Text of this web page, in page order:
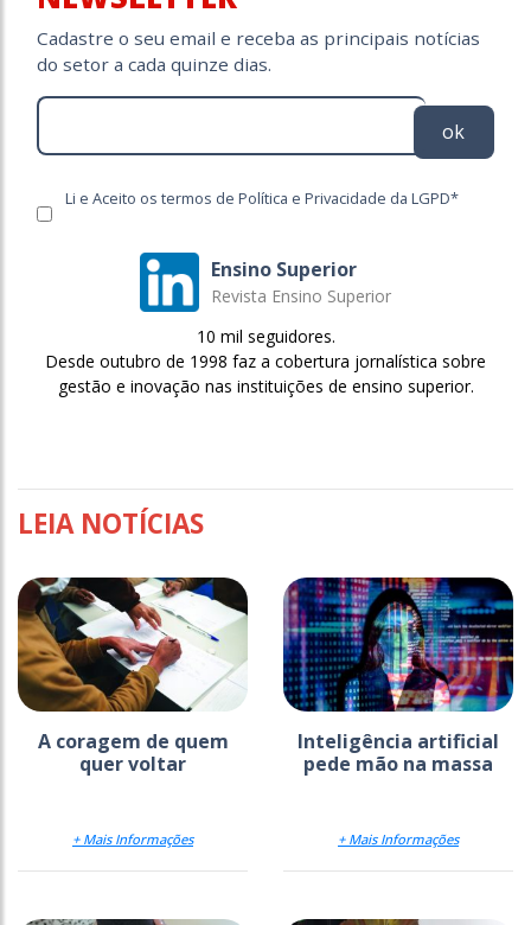
Cadastre o seu email e receba as principais notícias
do setor a cada quinze dias.
ok
Li e Aceito os termos de Política e Privacidade da LGPD*
Ensino Superior
Revista Ensino Superior
10 mil seguidores.
Desde outubro de 1998 faz a cobertura jornalística sobre
gestão e inovação nas instituições de ensino superior.
LEIA NOTÍCIAS
A coragem de quem
quer voltar
+ Mais Informações
Inteligência artificial
pede mão na massa
+ Mais Informações